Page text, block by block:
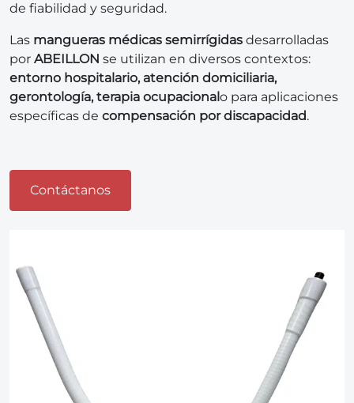
de fiabilidad y seguridad.
Las mangueras médicas semirrígidas desarrolladas
por ABEILLON se utilizan en diversos contextos:
entorno hospitalario, atención domiciliaria,
gerontología, terapia ocupacionalo para aplicaciones
específicas de compensación por discapacidad.
Contáctanos